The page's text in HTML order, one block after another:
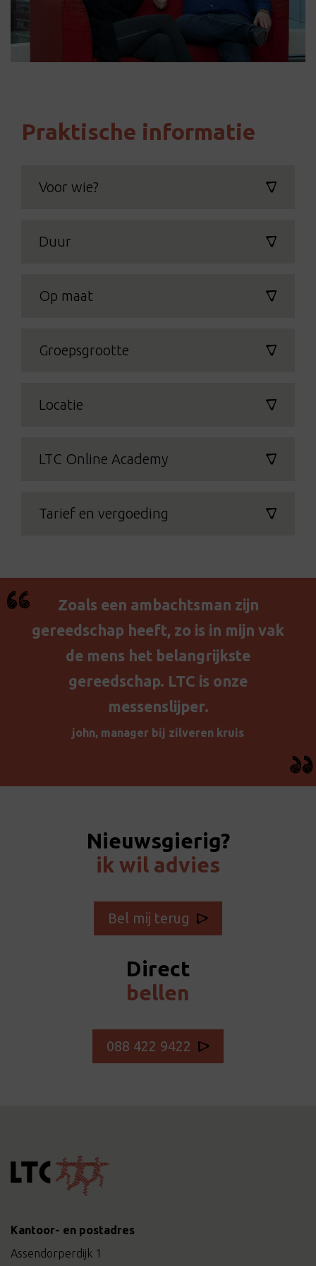
Praktische informatie
Voor wie?
Duur
Op maat
Groepsgrootte
Locatie
LTC Online Academy
Tarief en vergoeding
Zoals een ambachtsman zijn
gereedschap heeft, zo is in mijn vak
de mens het belangrijkste
gereedschap. LTC is onze
messenslijper.
john, manager bij zilveren kruis
Nieuwsgierig?
ik wil advies
Bel mij terug
Direct
bellen
088 422 9422
Kantoor- en postadres
Assendorperdijk 1